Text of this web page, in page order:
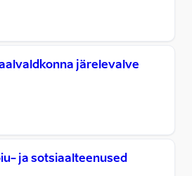
järelevalve
ja sotsiaalteenused